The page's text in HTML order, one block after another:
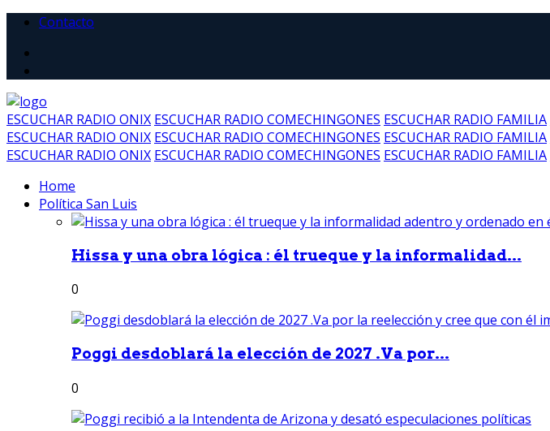
Contacto
ESCUCHAR RADIO ONIX ESCUCHAR RADIO COMECHINGONES ESCUCHAR RADIO FAMILIA
ESCUCHAR RADIO ONIX ESCUCHAR RADIO COMECHINGONES ESCUCHAR RADIO FAMILIA
ESCUCHAR RADIO ONIX ESCUCHAR RADIO COMECHINGONES ESCUCHAR RADIO FAMILIA
Home
Política San Luis
Hissa y una obra lógica : él trueque y la informalidad...
0
Poggi desdoblará la elección de 2027 .Va por...
0